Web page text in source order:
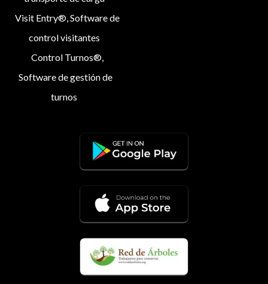
Visit Entry®, Software de
control visitantes
Control Turnos®,
Software de gestión de
turnos